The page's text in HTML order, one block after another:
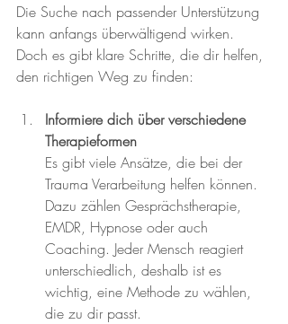
Die Suche nach passender Unterstützung
kann anfangs überwältigend wirken.
Doch es gibt klare Schritte, die dir helfen,
den richtigen Weg zu finden:
Informiere dich über verschiedene
Therapieformen
Es gibt viele Ansätze, die bei der
Trauma Verarbeitung helfen können.
Dazu zählen Gesprächstherapie,
EMDR, Hypnose oder auch
Coaching. Jeder Mensch reagiert
unterschiedlich, deshalb ist es
wichtig, eine Methode zu wählen,
die zu dir passt.